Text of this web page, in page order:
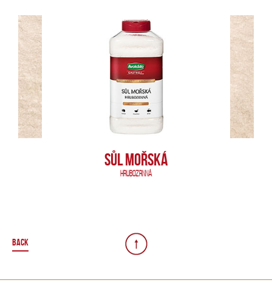
SŮL MOŘSKÁ
HRUBOZRNNÁ
BACK